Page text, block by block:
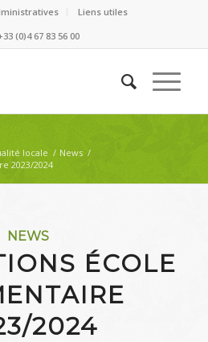
Liens utiles
(0)4 67 83 56 00
locale / News /
2023/2024
NEWS
ÉCOLE
2024